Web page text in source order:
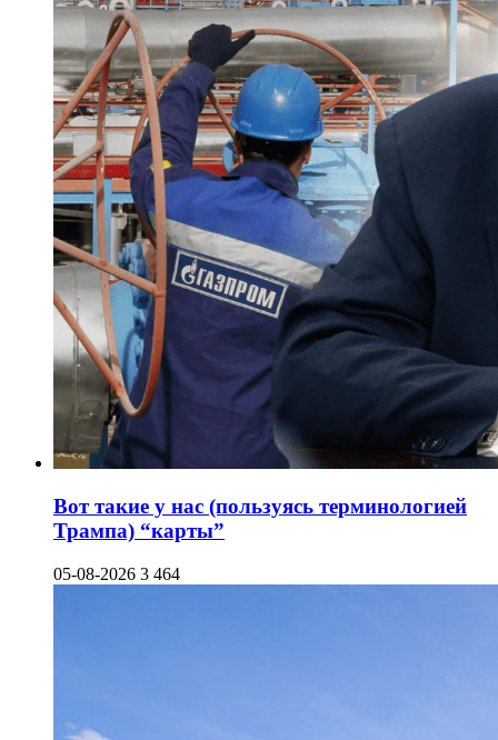
Вот такие у нас (пользуясь терминологией
Трампа) “карты”
05-08-2026 3 464